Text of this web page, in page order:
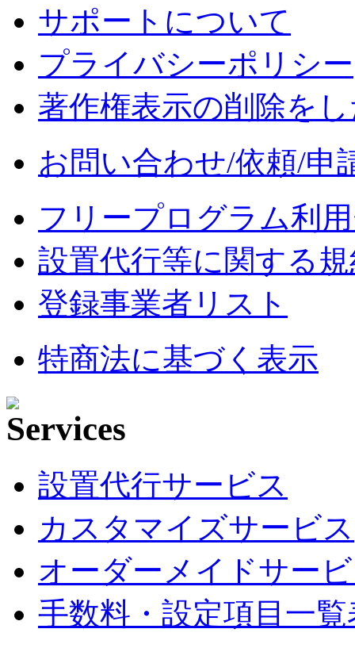
サポートについて
プライバシーポリシー
著作権表示の削除を
お問い合わせ/依頼/申
フリープログラム利
設置代行等に関する
登録事業者リスト
特商法に基づく表示
設置代行サービス
カスタマイズサービス
オーダーメイドサー
手数料・設定項目一覧